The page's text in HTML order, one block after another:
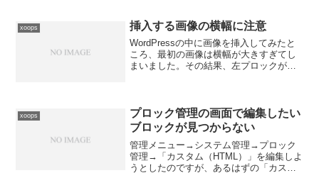
１）レイアウトを...
xoops 挿入する画像の横幅に注意
WordPressの中に画像を挿入してみたと
ころ、最初の画像は横幅が大きすぎてし
まいました。その結果、左プロックが圧
１）レイアウトを...
xoops
プロック管理の画面で編集したい
ブロックが見つからない
管理メニュー→システム管理→プロック
管理→「カスタム（HTML）」を編集しよ
うとしたのですが、あるはずの「カスタ